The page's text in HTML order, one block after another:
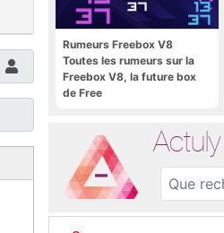
Rumeurs Freebox V8
Toutes les rumeurs sur la
Freebox V8, la future box
de Free
Actuly